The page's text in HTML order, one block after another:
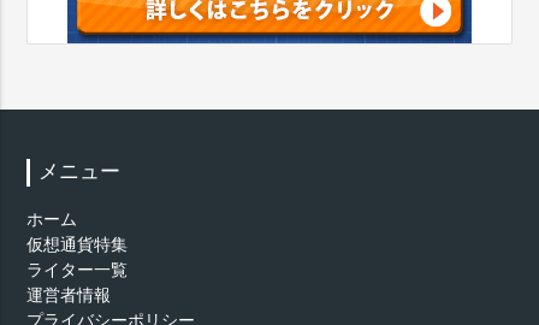
メニュー
ホーム
仮想通貨特集
ライター一覧
運営者情報
プライバシーポリシー